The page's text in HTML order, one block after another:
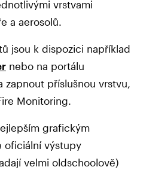
vrstvami
a aerosolů.
jsou k dispozici například
nebo na portálu
zapnout příslušnou vrstvu,
Monitoring.
grafickým
oficiální výstupy
velmi oldschoolově)